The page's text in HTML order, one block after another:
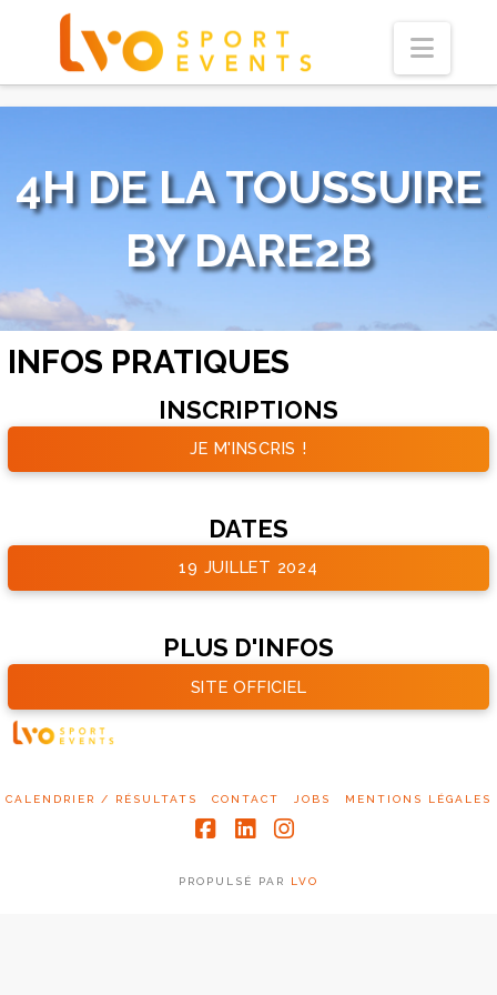
4H DE LA TOUSSUIRE
BY DARE2B
INFOS PRATIQUES
INSCRIPTIONS
JE M'INSCRIS !
DATES
19 JUILLET 2024
PLUS D'INFOS
SITE OFFICIEL
CALENDRIER / RÉSULTATS CONTACT JOBS MENTIONS LÉGALES
PROPULSÉ PAR LVO